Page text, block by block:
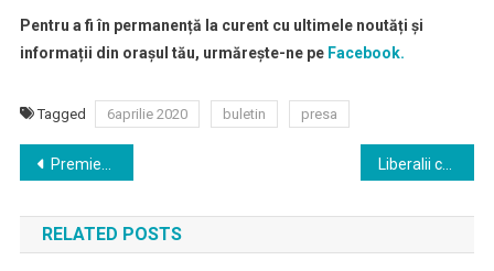
Pentru a fi în permanență la curent cu ultimele noutăți și
informații din orașul tău, urmărește-ne peFacebook.
Tagged 6aprilie 2020 buletin presa
Navigare
în
articole
Premierul Ludovic Orban dă asigurări că profesorii nu vor intra în șomaj tehnic, dar cere implicare în privința orelor online pentru a nu fi înghețat anul școlar
RELATED POSTS